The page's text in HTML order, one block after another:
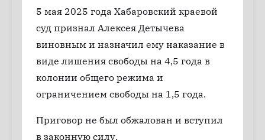
5 мая 2025 года Хабаровский краевой
суд признал Алексея Детычева
виновным и назначил ему наказание в
виде лишения свободы на 4,5 года в
колонии общего режима и
ограничением свободы на 1,5 года.
Приговор не был обжалован и вступил
в законную силу.